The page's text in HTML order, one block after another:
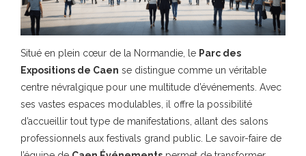
Situé en plein cœur de la Normandie, le Parc des
Expositions de Caen se distingue comme un véritable
centre névralgique pour une multitude d’événements. Avec
ses vastes espaces modulables, il offre la possibilité
d’accueillir tout type de manifestations, allant des salons
professionnels aux festivals grand public. Le savoir-faire de